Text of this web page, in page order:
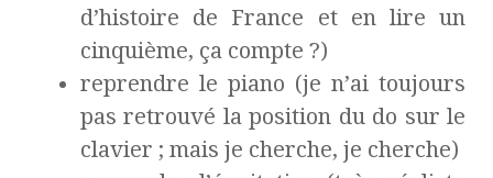
d’histoire de France et en lire un
cinquième, ça compte ?)
reprendre le piano (je n’ai toujours
pas retrouvé la position du do sur le
clavier ; mais je cherche, je cherche)